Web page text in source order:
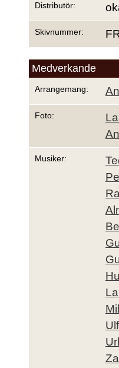
Distributör:
Skivnummer:
Medverkande
Arrangemang:
Foto:
Musiker: